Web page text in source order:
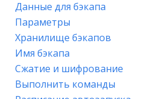
Данные для бэкапа
Параметры
Хранилище бэкапов
Имя бэкапа
Сжатие и шифрование
Выполнить команды